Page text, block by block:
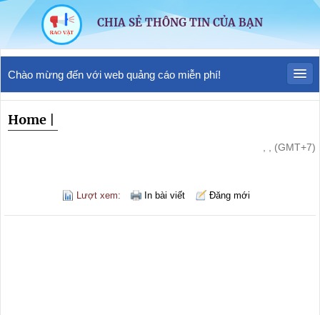
CHIA SẺ THÔNG TIN CỦA BẠN
Chào mừng đến với web quảng cáo miễn phí!
Home
, , (GMT+7)
Lượt xem: In bài viết Đăng mới